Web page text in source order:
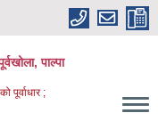
पाल्पा
पूर्वाधार ;